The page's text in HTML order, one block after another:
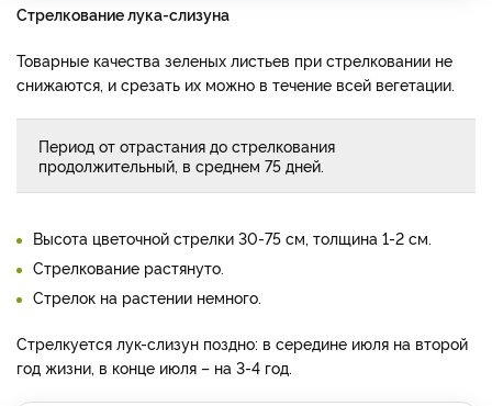
Стрелкование лука-слизуна
Товарные качества зеленых листьев при стрелковании не
снижаются, и срезать их можно в течение всей вегетации.
Период от отрастания до стрелкования
продолжительный, в среднем 75 дней.
Высота цветочной стрелки 30-75 см, толщина 1-2 см.
Стрелкование растянуто.
Стрелок на растении немного.
Стрелкуется лук-слизун поздно: в середине июля на второй
год жизни, в конце июля – на 3-4 год.